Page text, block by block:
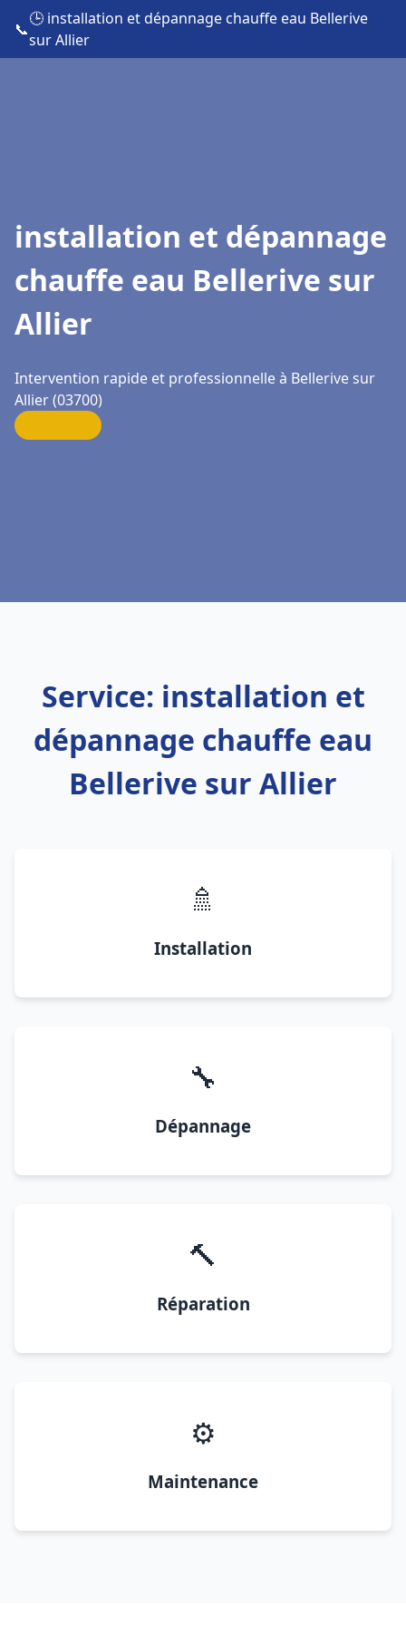
📞
🕒 installation et dépannage chauffe eau Bellerive
sur Allier
installation et dépannage
chauffe eau Bellerive sur
Allier
Intervention rapide et professionnelle à Bellerive sur
Allier (03700)
Service: installation et
dépannage chauffe eau
Bellerive sur Allier
🚿
Installation
🔧
Dépannage
🔨
Réparation
⚙️
Maintenance